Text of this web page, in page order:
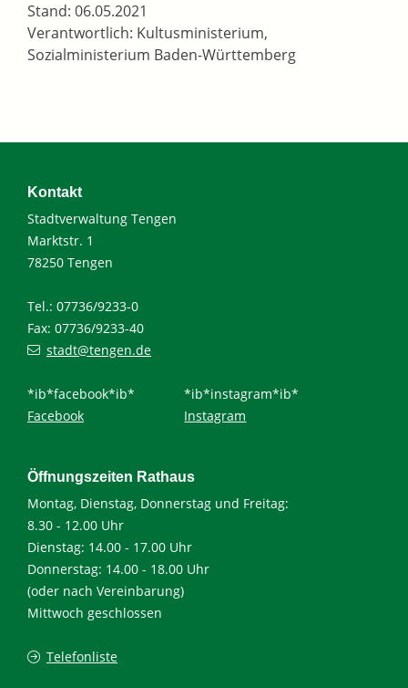
Stand: 06.05.2021
Verantwortlich: Kultusministerium,
Sozialministerium Baden-Württemberg
Kontakt
Stadtverwaltung Tengen
Marktstr. 1
78250 Tengen
Tel.: 07736/9233-0
Fax: 07736/9233-40
stadt@tengen.de
*ib*facebook*ib*
Facebook
*ib*instagram*ib*
Instagram
Öffnungszeiten Rathaus
Montag, Dienstag, Donnerstag und Freitag:
8.30 - 12.00 Uhr
Dienstag: 14.00 - 17.00 Uhr
Donnerstag: 14.00 - 18.00 Uhr
(oder nach Vereinbarung)
Mittwoch geschlossen
Telefonliste